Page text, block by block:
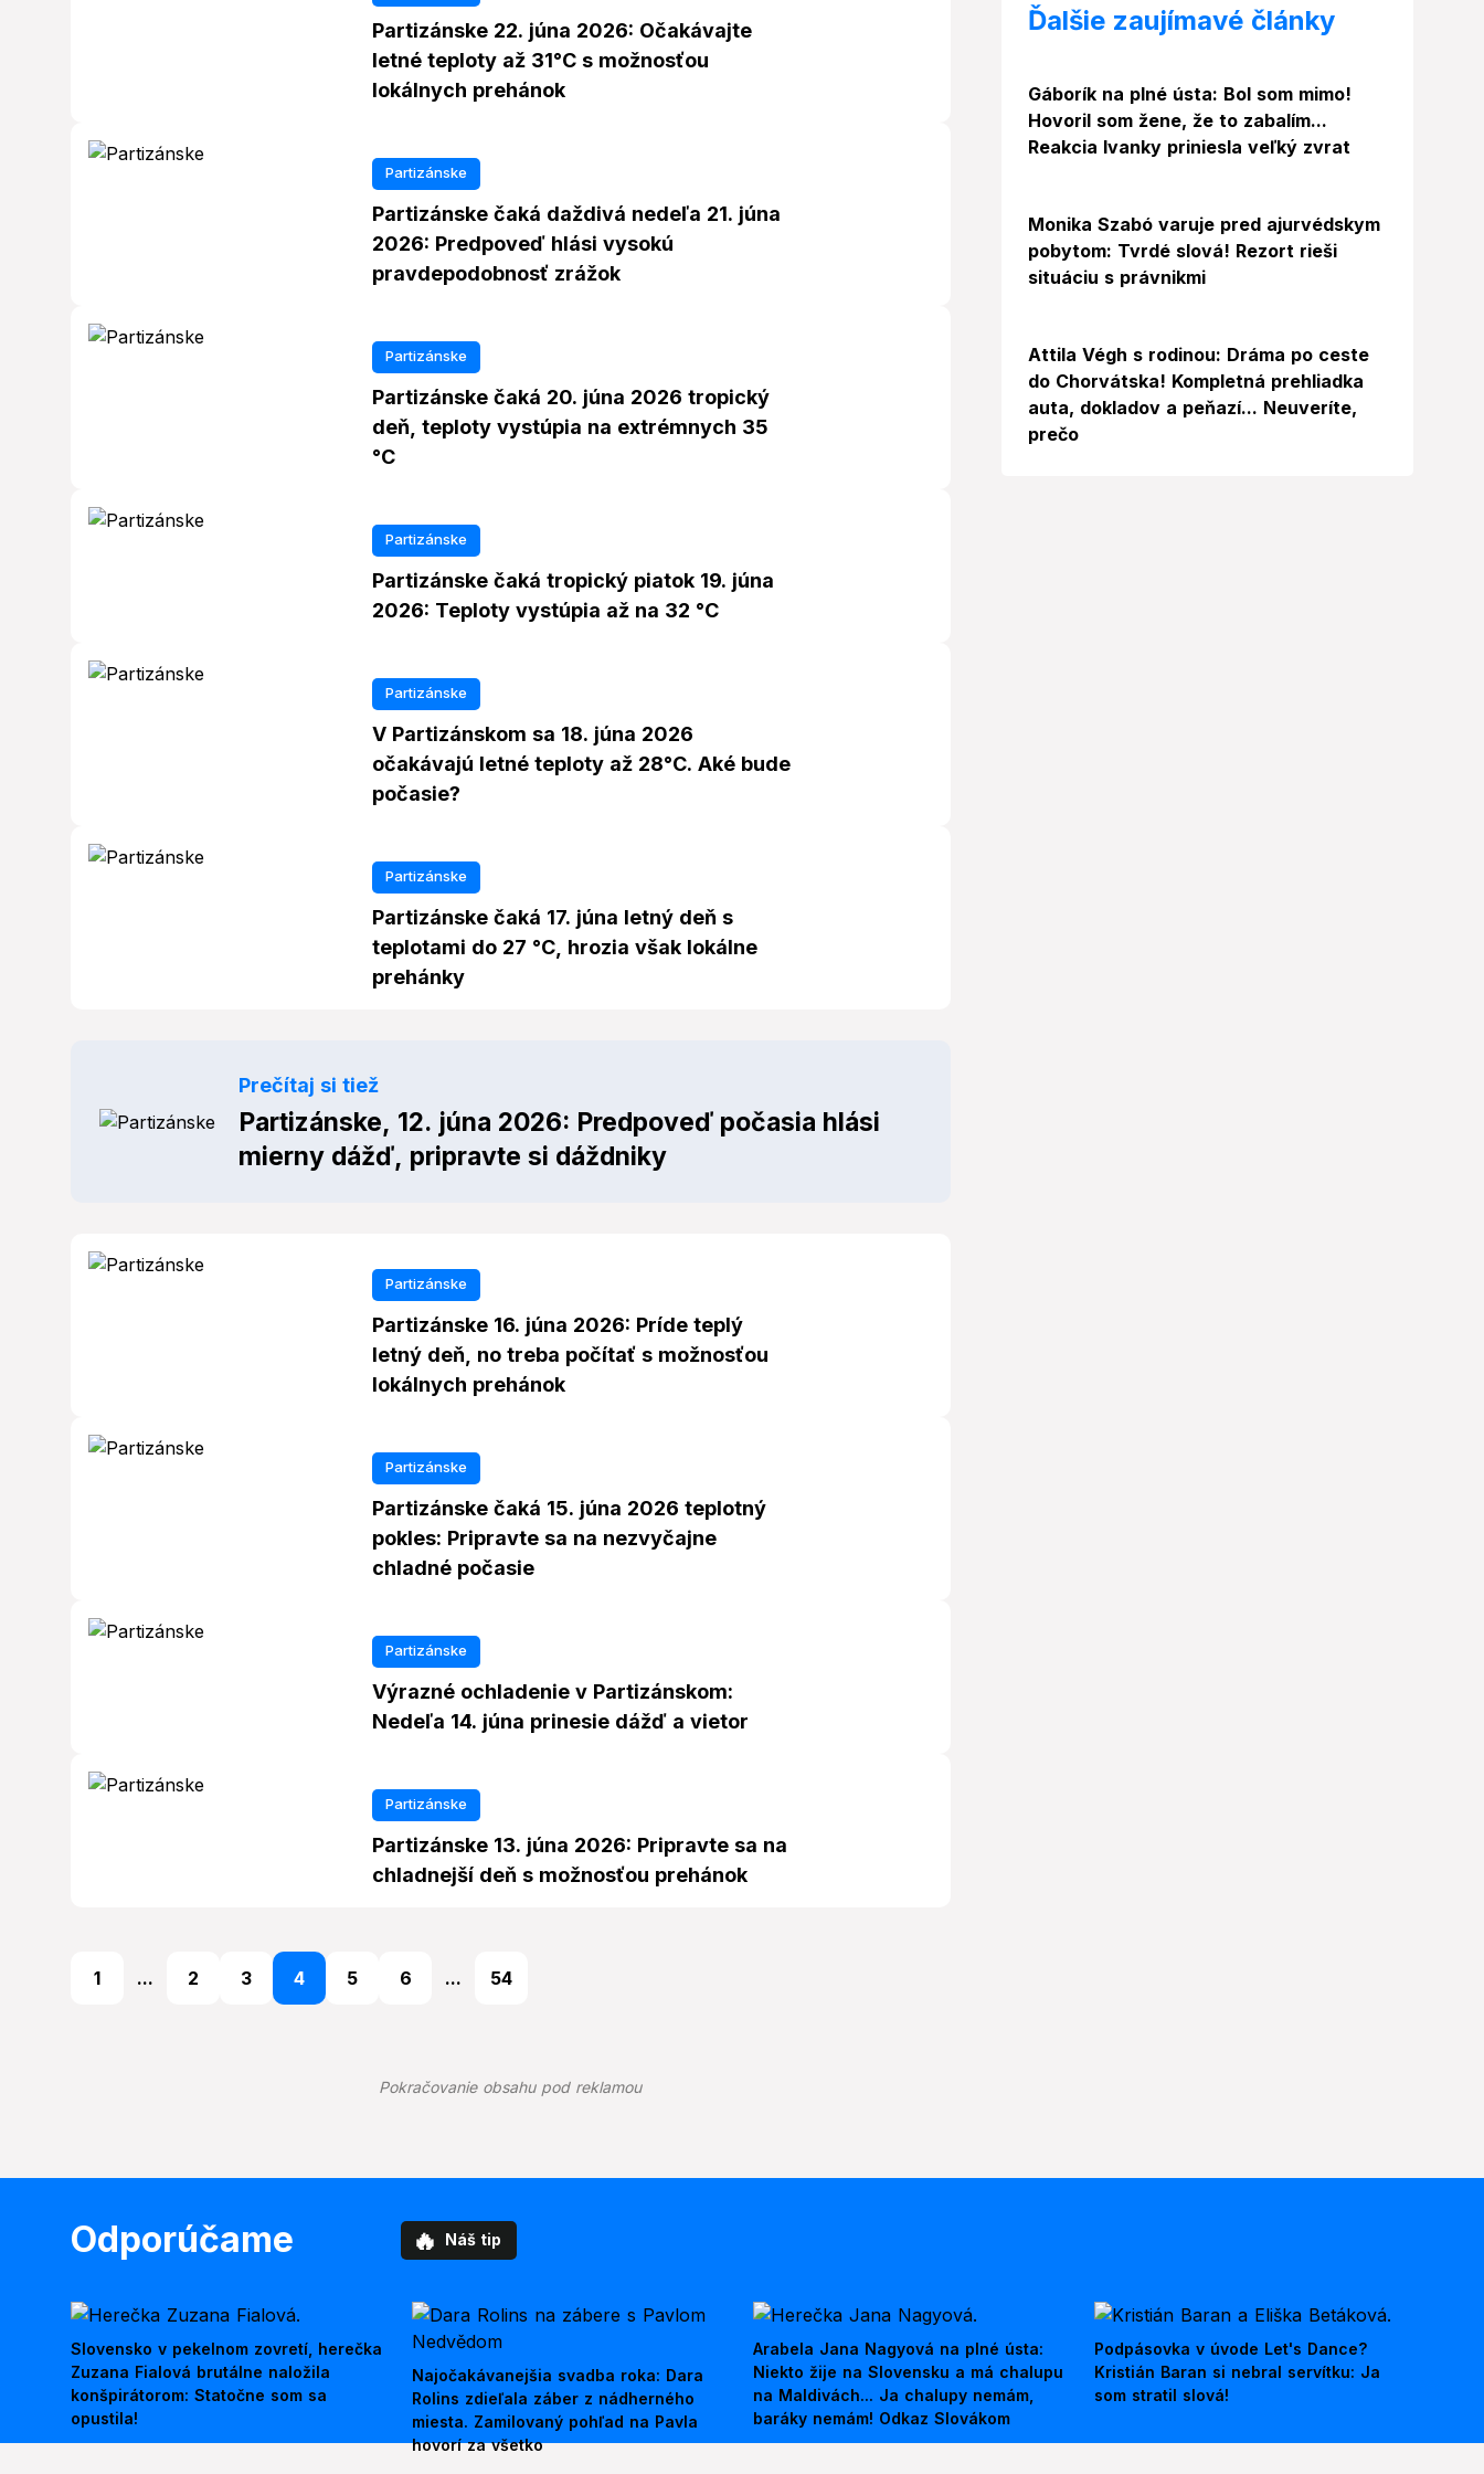
Partizánske 22. júna 2026: Očakávajte
letné teploty až 31°C s možnosťou
lokálnych prehánok
Partizánske
Partizánske čaká daždivá nedeľa 21. júna
2026: Predpoveď hlási vysokú
pravdepodobnosť zrážok
Partizánske
Partizánske čaká 20. júna 2026 tropický
deň, teploty vystúpia na extrémnych 35
°C
Partizánske
Partizánske čaká tropický piatok 19. júna
2026: Teploty vystúpia až na 32 °C
Partizánske
V Partizánskom sa 18. júna 2026
očakávajú letné teploty až 28°C. Aké bude
počasie?
Partizánske
Partizánske čaká 17. júna letný deň s
teplotami do 27 °C, hrozia však lokálne
prehánky
Prečítaj si tiež
Partizánske, 12. júna 2026: Predpoveď počasia hlási
mierny dážď, pripravte si dáždniky
Partizánske
Partizánske 16. júna 2026: Príde teplý
letný deň, no treba počítať s možnosťou
lokálnych prehánok
Partizánske
Partizánske čaká 15. júna 2026 teplotný
pokles: Pripravte sa na nezvyčajne
chladné počasie
Partizánske
Výrazné ochladenie v Partizánskom:
Nedeľa 14. júna prinesie dážď a vietor
Partizánske
Partizánske 13. júna 2026: Pripravte sa na
chladnejší deň s možnosťou prehánok
1 ... 2 3 4 5 6 ... 54
Pokračovanie obsahu pod reklamou
Ďalšie zaujímavé články
Gáborík na plné ústa: Bol som mimo!
Hovoril som žene, že to zabalím...
Reakcia Ivanky priniesla veľký zvrat
Video
Monika Szabó varuje pred ajurvédskym
pobytom: Tvrdé slová! Rezort rieši
situáciu s právnikmi
Video Foto
Attila Végh s rodinou: Dráma po ceste
do Chorvátska! Kompletná prehliadka
auta, dokladov a peňazí... Neuveríte,
prečo
Odporúčame 🔥 Náš tip
Slovensko v pekelnom zovretí, herečka
Zuzana Fialová brutálne naložila
konšpirátorom: Statočne som sa
opustila!
Najočakávanejšia svadba roka: Dara
Rolins zdieľala záber z nádherného
miesta. Zamilovaný pohľad na Pavla
hovorí za všetko
Arabela Jana Nagyová na plné ústa:
Niekto žije na Slovensku a má chalupu
na Maldivách... Ja chalupy nemám,
baráky nemám! Odkaz Slovákom
Podpásovka v úvode Let's Dance?
Kristián Baran si nebral servítku: Ja
som stratil slová!